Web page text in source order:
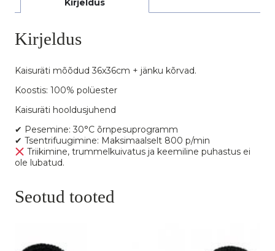
Kirjeldus
Kirjeldus
Kaisuräti mõõdud 36x36cm + jänku kõrvad.
Koostis: 100% polüester
Kaisuräti hooldusjuhend
✔ Pesemine: 30°C õrnpesuprogramm
✔ Tsentrifuugimine: Maksimaalselt 800 p/min
Triikimine, trummelkuivatus ja keemiline puhastus ei
ole lubatud.
Seotud tooted